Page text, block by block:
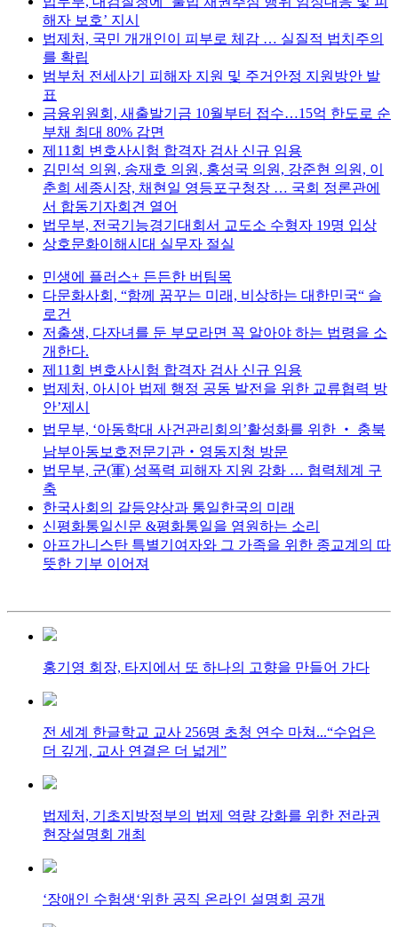
해자 보호’ 지시
법제처, 국민 개개인이 피부로 체감 … 실질적 법치주의
를 확립
범부처 전세사기 피해자 지원 및 주거안정 지원방안 발
표
금융위원회, 새출발기금 10월부터 접수…15억 한도로 순
부채 최대 80% 감면
제11회 변호사시험 합격자 검사 신규 임용
김민석 의원, 송재호 의원, 홍성국 의원, 강준현 의원, 이
춘희 세종시장, 채현일 영등포구청장 … 국회 정론관에
서 합동기자회견 열어
법무부, 전국기능경기대회서 교도소 수형자 19명 입상
상호문화이해시대 실무자 절실
민생에 플러스+ 든든한 버팀목
다문화사회, “함께 꿈꾸는 미래, 비상하는 대한민국“ 슬
로건
저출생, 다자녀를 둔 부모라면 꼭 알아야 하는 법령을 소
개한다.
제11회 변호사시험 합격자 검사 신규 임용
법제처, 아시아 법제 행정 공동 발전을 위한 교류협력 방
안’제시
법무부, ‘아동학대 사건관리회의’활성화를 위한 ‧ 충북
남부아동보호전문기관‧영동지청 방문
법무부, 군(軍) 성폭력 피해자 지원 강화 … 협력체계 구
축
한국사회의 갈등양상과 통일한국의 미래
신평화통일신문 &평화통일을 염원하는 소리
아프가니스탄 특별기여자와 그 가족을 위한 종교계의 따
뜻한 기부 이어져
홍기영 회장, 타지에서 또 하나의 고향을 만들어 가다
전 세계 한글학교 교사 256명 초청 연수 마쳐...“수업은
더 깊게, 교사 연결은 더 넓게”
법제처, 기초지방정부의 법제 역량 강화를 위한 전라권
현장설명회 개최
‘장애인 수험생‘위한 공직 온라인 설명회 공개